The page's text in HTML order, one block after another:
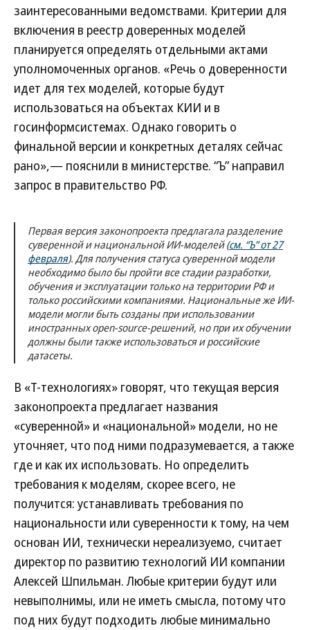
заинтересованными ведомствами. Критерии для
включения в реестр доверенных моделей
планируется определять отдельными актами
уполномоченных органов. «Речь о доверенности
идет для тех моделей, которые будут
использоваться на объектах КИИ и в
госинформсистемах. Однако говорить о
финальной версии и конкретных деталях сейчас
рано»,— пояснили в министерстве. “Ъ” направил
запрос в правительство РФ.
Первая версия законопроекта предлагала разделение
суверенной и национальной ИИ-моделей (см. “Ъ” от 27
февраля). Для получения статуса суверенной модели
необходимо было бы пройти все стадии разработки,
обучения и эксплуатации только на территории РФ и
только российскими компаниями. Национальные же ИИ-
модели могли быть созданы при использовании
иностранных open-source-решений, но при их обучении
должны были также использоваться и российские
датасеты.
В «Т-технологиях» говорят, что текущая версия
законопроекта предлагает названия
«суверенной» и «национальной» модели, но не
уточняет, что под ними подразумевается, а также
где и как их использовать. Но определить
требования к моделям, скорее всего, не
получится: устанавливать требования по
национальности или суверенности к тому, на чем
основан ИИ, технически нереализуемо, считает
директор по развитию технологий ИИ компании
Алексей Шпильман. Любые критерии будут или
невыполнимы, или не иметь смысла, потому что
под них будут подходить любые минимально